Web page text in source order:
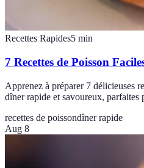
Recettes Rapides5 min
7 Recettes de Poisson
Apprenez à préparer 7 délicieuses
dîner rapide et savoureux, parfaites
recettes de poissondîner rapide
Aug 8